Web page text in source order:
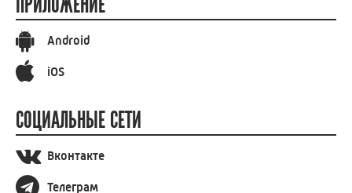
Android
iOS
СОЦИАЛЬНЫЕ СЕТИ
Вконтакте
Телеграм